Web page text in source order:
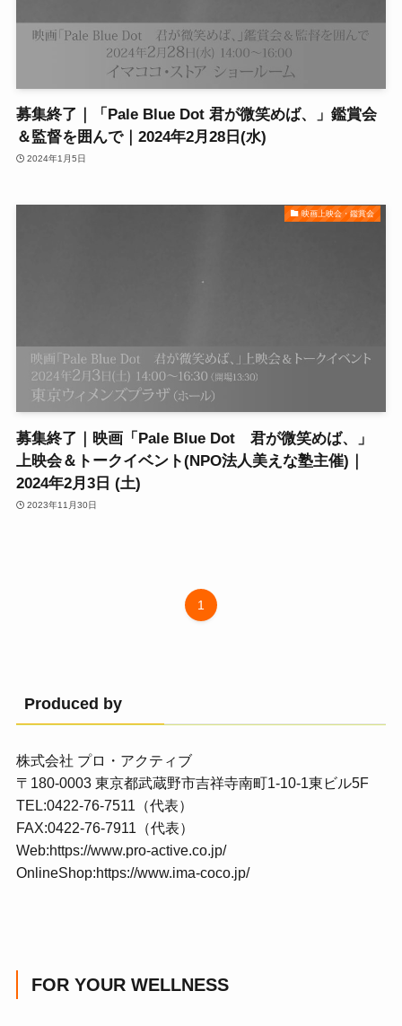
募集終了｜「Pale Blue Dot 君が微笑めば、」鑑賞会
＆監督を囲んで｜2024年2月28日(水)
2024年1月5日
映画上映会・鑑賞会
募集終了｜映画「Pale Blue Dot 君が微笑めば、」
上映会＆トークイベント(NPO法人美えな塾主催)｜
2024年2月3日 (土)
2023年11月30日
1
Produced by
株式会社 プロ・アクティブ
〒180-0003 東京都武蔵野市吉祥寺南町1-10-1東ビル5F
TEL:0422-76-7511（代表）
FAX:0422-76-7911（代表）
Web:https://www.pro-active.co.jp/
OnlineShop:https://www.ima-coco.jp/
FOR YOUR WELLNESS